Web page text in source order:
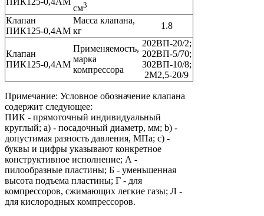
см3
Клапан
ПИК125-0,4АМ
Масса клапана,
кг
1.8
Клапан
ПИК125-0,4АМ
Применяемость,
марка
компрессора
202ВП-20/2;
202ВП-5/70;
302ВП-10/8;
2М2,5-20/9
Примечание: Условное обозначение клапана
содержит следующее:
ПИК - прямоточный индивидуальный
круглый; a) - посадочный диаметр, мм; b) -
допустимая разность давления, МПа; c) -
буквы и цифры указывают конкретное
конструктивное исполнение; А -
пилообразные пластины; Б - уменьшенная
высота подъема пластины; Г - для
компрессоров, сжимающих легкие газы; Л -
для кислородных компрессоров.